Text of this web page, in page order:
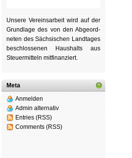
Unsere Ver­eins­ar­beit wird auf der
Grund­lage des von den Ab­ge­ord­
ne­ten des Säch­si­schen Land­tages
be­schlos­se­nen Haus­halts aus
Steu­er­mitteln mit­fi­nan­ziert.
Meta
Anmelden
Admin alternativ
Entries (RSS)
Comments (RSS)